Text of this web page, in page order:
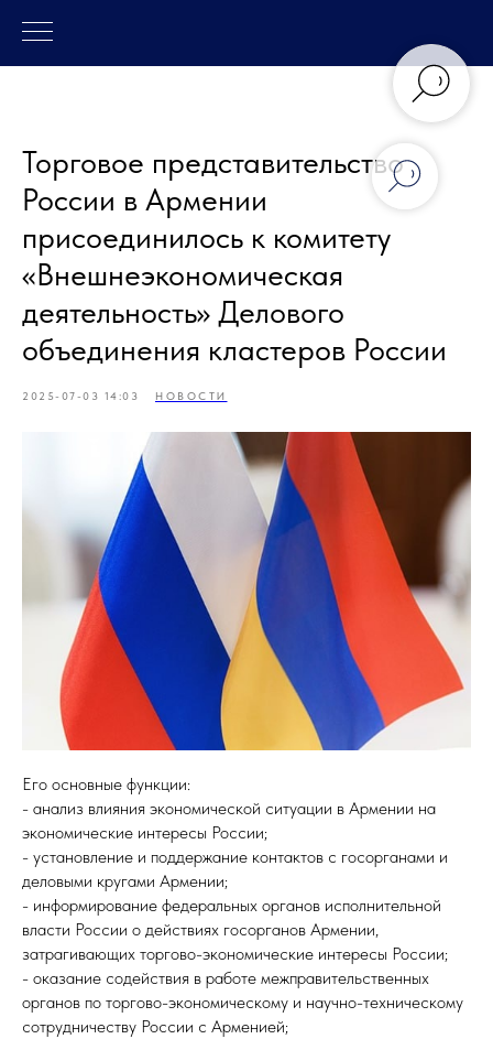
Торговое представительство
России в Армении
присоединилось к комитету
«Внешнеэкономическая
деятельность» Делового
объединения кластеров России
2025-07-03 14:03 НОВОСТИ
Его основные функции:
- анализ влияния экономической ситуации в Армении на
экономические интересы России;
- установление и поддержание контактов с госорганами и
деловыми кругами Армении;
- информирование федеральных органов исполнительной
власти России о действиях госорганов Армении,
затрагивающих торгово-экономические интересы России;
- оказание содействия в работе межправительственных
органов по торгово-экономическому и научно-техническому
сотрудничеству России с Арменией;